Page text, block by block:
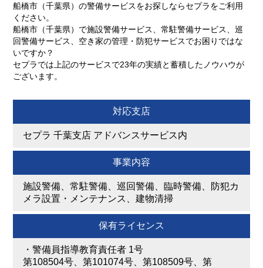
船橋市（千葉県）の警備サービスをお探しならセプラをご利用
ください。
船橋市（千葉県）で施設警備サービス、常駐警備サービス、巡
回警備サービス、空き家の管理・防犯サービスでお困りではな
いですか？
セプラでは上記のサービスで23年の実績と蓄積したノウハウが
ございます。
対応支店
セプラ 千葉支店 アドバンスサービス内
事業内容
施設警備、常駐警備、巡回警備、臨時警備、防犯カ
メラ設置・メンテナンス、建物清掃
保有ライセンス
・ 警備員指導教育責任者 1号
第108504号、第101074号、第108509号、第